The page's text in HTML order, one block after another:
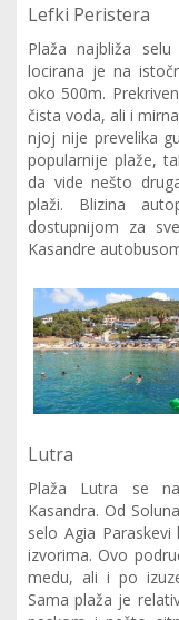
Lefki Peristera
Plaža najbliža
locirana je na
oko 500m.
čista voda, ali i
njoj nije prevelika
popularnije plaže,
da vide nešto
plaži. Blizina
dostupnijom za
Kasandre
Lutra
Plaža Lutra se
Kasandra. Od
selo Agia
izvorima. Ovo
medu, ali i po
Sama plaža je